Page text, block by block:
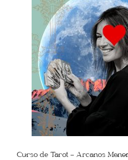
Curso de Tarot – Arcanos